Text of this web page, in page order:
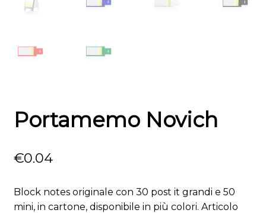
Portamemo Novich
€0.04
Block notes originale con 30 post it grandi e 50
mini, in cartone, disponibile in più colori. Articolo